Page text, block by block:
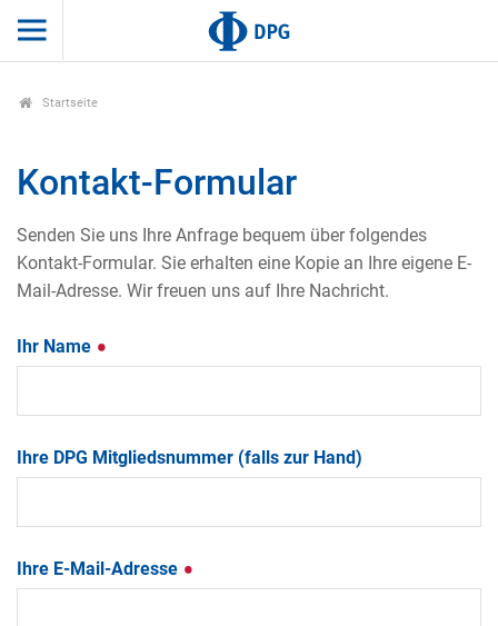
Startseite
Kontakt-Formular
Senden Sie uns Ihre Anfrage bequem über folgendes
Kontakt-Formular. Sie erhalten eine Kopie an Ihre eigene E-
Mail-Adresse. Wir freuen uns auf Ihre Nachricht.
Ihr Name
Ihre DPG Mitgliedsnummer (falls zur Hand)
Ihre E-Mail-Adresse